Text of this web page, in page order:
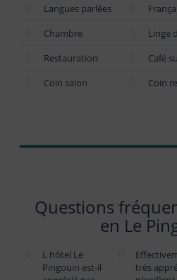
Langues parlées
Chambre
Linge
Restauration
Café
Coin salon
Coin
Questions
en Le
L hôtel Le
Pingouin est-il
très